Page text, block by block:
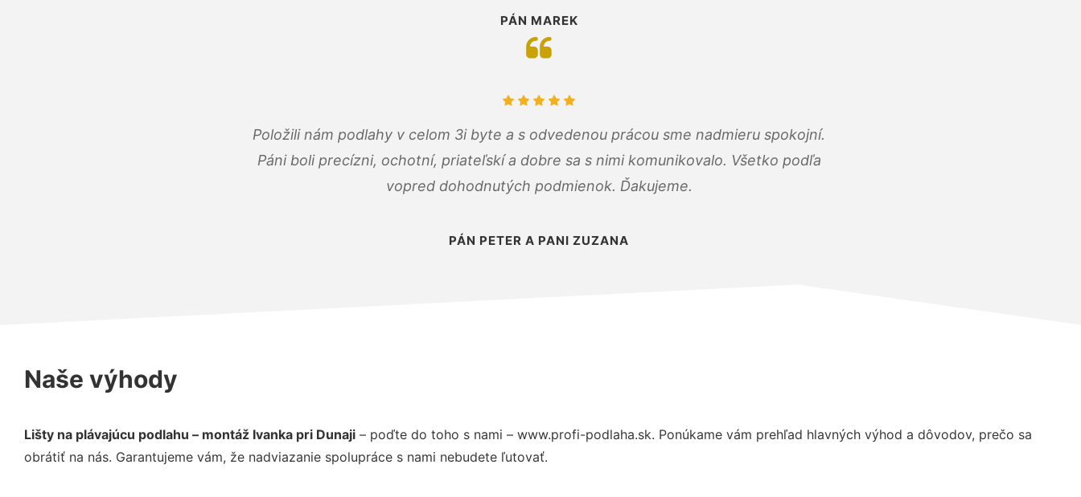
PÁN MAREK
Položili nám podlahy v celom 3i byte a s odvedenou prácou sme nadmieru spokojní.
Páni boli precízni, ochotní, priateľskí a dobre sa s nimi komunikovalo. Všetko podľa
vopred dohodnutých podmienok. Ďakujeme.
PÁN PETER A PANI ZUZANA
Naše výhody
Lišty na plávajúcu podlahu – montáž Ivanka pri Dunaji – poďte do toho s nami – www.profi-podlaha.sk. Ponúkame vám prehľad hlavných výhod a dôvodov, prečo sa
obrátiť na nás. Garantujeme vám, že nadviazanie spolupráce s nami nebudete ľutovať.